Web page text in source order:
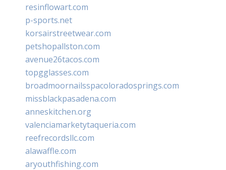
resinflowart.com
p-sports.net
korsairstreetwear.com
petshopallston.com
avenue26tacos.com
topgglasses.com
broadmoornailsspacoloradosprings.com
missblackpasadena.com
anneskitchen.org
valenciamarketytaqueria.com
reefrecordsllc.com
alawaffle.com
aryouthfishing.com